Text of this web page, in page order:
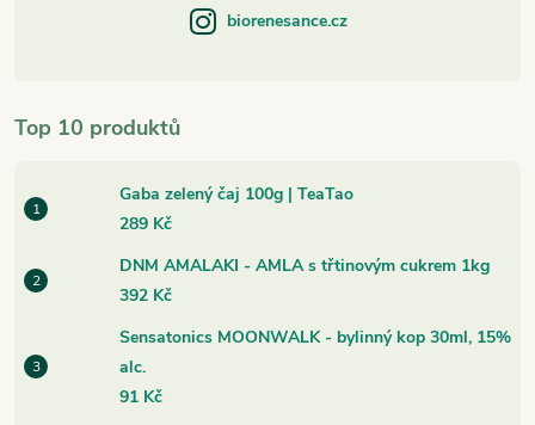
Top 10 produktů
Gaba zelený čaj 100g | TeaTao
289 Kč
DNM AMALAKI - AMLA s třtinovým cukrem 1kg
392 Kč
Sensatonics MOONWALK - bylinný kop 30ml, 15%
alc.
91 Kč
biorenesance.cz